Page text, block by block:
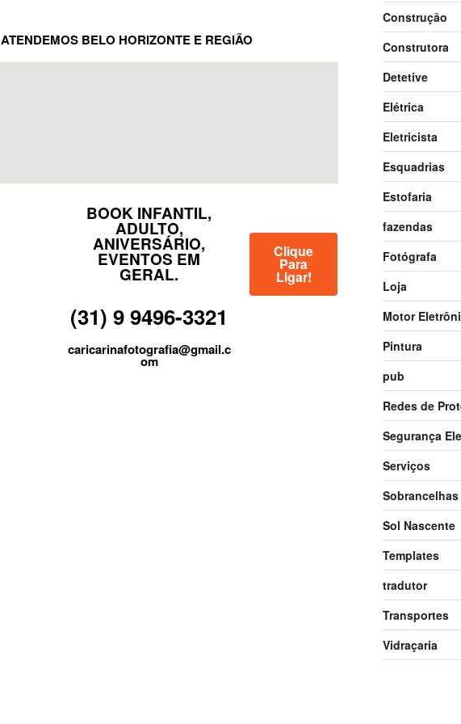
ATENDEMOS BELO HORIZONTE E REGIÃO
BOOK INFANTIL,
ADULTO,
ANIVERSÁRIO,
EVENTOS EM
GERAL.
(31) 9 9496-3321
caricarinafotografia@gmail.c
om
Clique
Para
Ligar!
Construção
Construtora
Detetive
Elétrica
Eletricista
Esquadrias
Estofaria
fazendas
Fotógrafa
Loja
Motor
Pintura
pub
Redes de
Segurança
Serviços
Sobrancelhas
Sol Nascente
Templates
tradutor
Transportes
Vidraçaria